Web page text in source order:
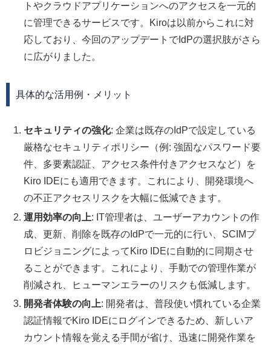
トやクラウドアプリケーションへのアクセスを一元的
に管理できるサービスです。Kiroは以前からこれに対
応しており、今回のアップデートでIdPの選択肢がさら
に広がりました。
具体的な活用例・メリット
セキュリティの強化: 企業は既存のIdPで設定している
厳格なセキュリティポリシー（例: 強固なパスワード要
件、多要素認証、アクセス条件付きアクセスなど）を
Kiro IDEにも適用できます。これにより、開発環境へ
の不正アクセスリスクを大幅に低減できます。
運用効率の向上: IT管理者は、ユーザーアカウントの作
成、更新、削除を既存のIdPで一元的に行い、SCIMプ
ロビジョニングによってKiro IDEに自動的に同期させ
ることができます。これにより、手動での管理作業が
削減され、ヒューマンエラーのリスクも低減します。
開発者体験の向上: 開発者は、普段使い慣れている企業
認証情報でKiro IDEにログインできるため、新しいア
カウント情報を覚える手間が省け、迅速に開発作業を